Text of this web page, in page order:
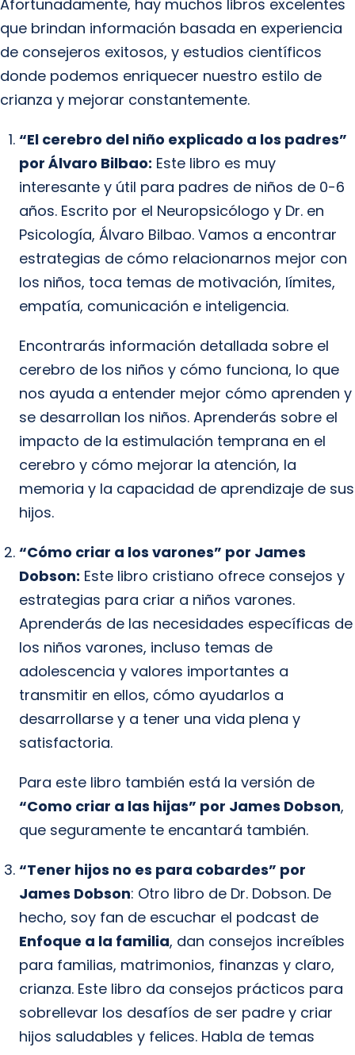
Afortunadamente, hay muchos libros excelentes
que brindan información basada en experiencia
de consejeros exitosos, y estudios científicos
donde podemos enriquecer nuestro estilo de
crianza y mejorar constantemente.
“El cerebro del niño explicado a los padres”
por Álvaro Bilbao: Este libro es muy
interesante y útil para padres de niños de 0-6
años. Escrito por el Neuropsicólogo y Dr. en
Psicología, Álvaro Bilbao. Vamos a encontrar
estrategias de cómo relacionarnos mejor con
los niños, toca temas de motivación, límites,
empatía, comunicación e inteligencia.
Encontrarás información detallada sobre el
cerebro de los niños y cómo funciona, lo que
nos ayuda a entender mejor cómo aprenden y
se desarrollan los niños. Aprenderás sobre el
impacto de la estimulación temprana en el
cerebro y cómo mejorar la atención, la
memoria y la capacidad de aprendizaje de sus
hijos.
“Cómo criar a los varones” por James
Dobson: Este libro cristiano ofrece consejos y
estrategias para criar a niños varones.
Aprenderás de las necesidades específicas de
los niños varones, incluso temas de
adolescencia y valores importantes a
transmitir en ellos, cómo ayudarlos a
desarrollarse y a tener una vida plena y
satisfactoria.
Para este libro también está la versión de
“Como criar a las hijas” por James Dobson,
que seguramente te encantará también.
“Tener hijos no es para cobardes” por
James Dobson: Otro libro de Dr. Dobson. De
hecho, soy fan de escuchar el podcast de
Enfoque a la familia, dan consejos increíbles
para familias, matrimonios, finanzas y claro,
crianza. Este libro da consejos prácticos para
sobrellevar los desafíos de ser padre y criar
hijos saludables y felices. Habla de temas